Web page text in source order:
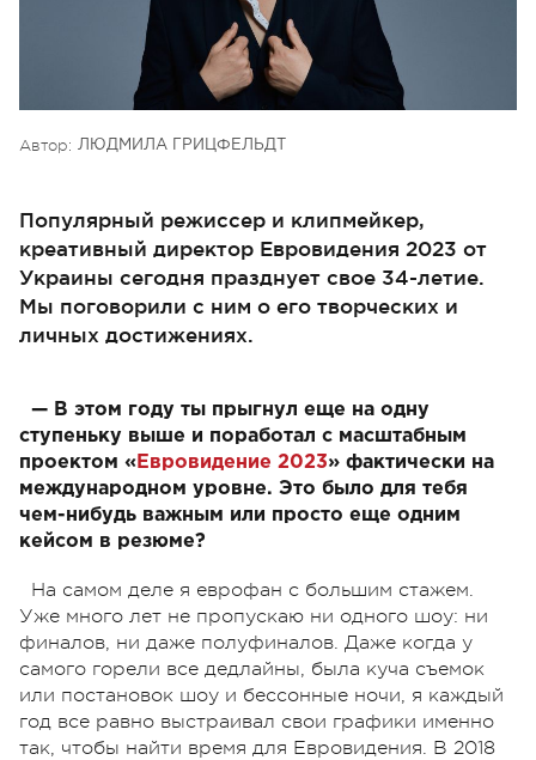
Автор: ЛЮДМИЛА ГРИЦФЕЛЬДТ
Популярный режиссер и клипмейкер,
креативный директор Евровидения 2023 от
Украины сегодня празднует свое 34-летие.
Мы поговорили с ним о его творческих и
личных достижениях.
— В этом году ты прыгнул еще на одну
ступеньку выше и поработал с масштабным
проектом « Евровидение 2023» фактически на
международном уровне. Это было для тебя
чем-нибудь важным или просто еще одним
кейсом в резюме?
На самом деле я еврофан с большим стажем.
Уже много лет не пропускаю ни одного шоу: ни
финалов, ни даже полуфиналов. Даже когда у
самого горели все дедлайны, была куча съемок
или постановок шоу и бессонные ночи, я каждый
год все равно выстраивал свои графики именно
так, чтобы найти время для Евровидения. В 2018